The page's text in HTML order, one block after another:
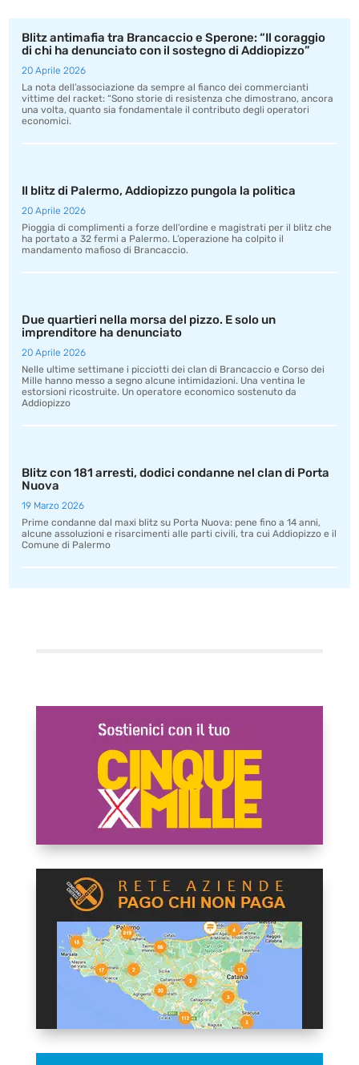
Blitz antimafia tra Brancaccio e Sperone: “Il coraggio
di chi ha denunciato con il sostegno di Addiopizzo”
20 Aprile 2026
La nota dell’associazione da sempre al fianco dei commercianti
vittime del racket: “Sono storie di resistenza che dimostrano, ancora
una volta, quanto sia fondamentale il contributo degli operatori
economici.
Il blitz di Palermo, Addiopizzo pungola la politica
20 Aprile 2026
Pioggia di complimenti a forze dell’ordine e magistrati per il blitz che
ha portato a 32 fermi a Palermo. L’operazione ha colpito il
mandamento mafioso di Brancaccio.
Due quartieri nella morsa del pizzo. E solo un
imprenditore ha denunciato
20 Aprile 2026
Nelle ultime settimane i picciotti dei clan di Brancaccio e Corso dei
Mille hanno messo a segno alcune intimidazioni. Una ventina le
estorsioni ricostruite. Un operatore economico sostenuto da
Addiopizzo
Blitz con 181 arresti, dodici condanne nel clan di Porta
Nuova
19 Marzo 2026
Prime condanne dal maxi blitz su Porta Nuova: pene fino a 14 anni,
alcune assoluzioni e risarcimenti alle parti civili, tra cui Addiopizzo e il
Comune di Palermo